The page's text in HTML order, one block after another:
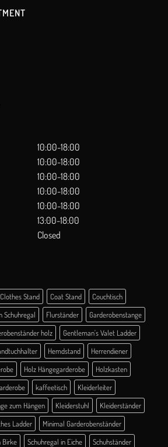
10:00-18:00
10:00-18:00
10:00-18:00
10:00-18:00
10:00-18:00
13:00-18:00
Closed
Clothes Stand Coat Stand
Couchtisch
Schuhregal Flurständer
Garderobenstange
holz
Gentleman's Valet Ladder
Hemdstand
Herrendiener
Holz Hängegarderobe
Holzkasten
kaffeetisch
Kleiderleiter
zum Hängen Kleiderstuhl
Kleiderständer
Ladder
Minimal Garderobenständer
Birke Schuhregal in Eiche
Schuhständer